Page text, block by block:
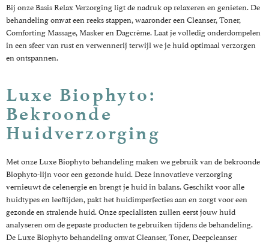
Bij onze Basis Relax Verzorging ligt de nadruk op relaxeren en genieten. De
behandeling omvat een reeks stappen, waaronder een Cleanser, Toner,
Comforting Massage, Masker en Dagcrème. Laat je volledig onderdompelen
in een sfeer van rust en verwennerij terwijl we je huid optimaal verzorgen
en ontspannen.
Luxe Biophyto:
Bekroonde
Huidverzorging
Met onze Luxe Biophyto behandeling maken we gebruik van de bekroonde
Biophyto-lijn voor een gezonde huid. Deze innovatieve verzorging
vernieuwt de celenergie en brengt je huid in balans. Geschikt voor alle
huidtypes en leeftijden, pakt het huidimperfecties aan en zorgt voor een
gezonde en stralende huid. Onze specialisten zullen eerst jouw huid
analyseren om de gepaste producten te gebruiken tijdens de behandeling.
De Luxe Biophyto behandeling omvat Cleanser, Toner, Deepcleanser